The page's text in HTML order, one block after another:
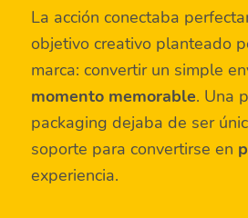
La acción conectaba
objetivo creativo planteado
marca: convertir un simple
momento memorable. Una
packaging dejaba de ser
soporte para convertirse en
experiencia.